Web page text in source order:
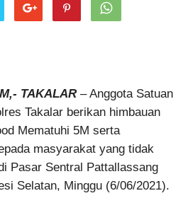
TAKALAR – Anggota Satuan
Takalar berikan himbauan
Mematuhi 5M serta
masyarakat yang tidak
Pasar Sentral Pattallassang
Selatan, Minggu (6/06/2021).